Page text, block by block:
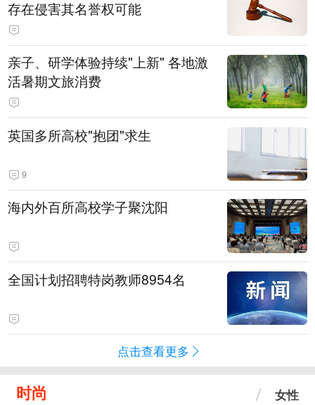
存在侵害其名誉权可能
亲子、研学体验持续"上新" 各地激
活暑期文旅消费
英国多所高校"抱团"求生
9
海内外百所高校学子聚沈阳
全国计划招聘特岗教师8954名
点击查看更多
时尚 女性